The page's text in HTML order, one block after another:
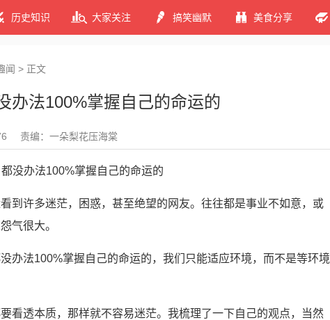
历史知识 大家关注 搞笑幽默 美食分享
闻 > 正文
办法100%掌握自己的命运的
责编：一朵梨花压海棠
到许多迷茫，困惑，甚至绝望的网友。往往都是事业不如意，或
气很大。
办法100%掌握自己的命运的，我们只能适应环境，而不是等环境
看透本质，那样就不容易迷茫。我梳理了一下自己的观点，当然